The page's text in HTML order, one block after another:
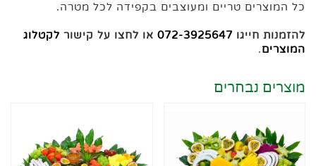
כל המוצרים טריים ומעוצבים בקפידה לכל מטרה.
להזמנות חייגו 072-3925647 או לחצו על קישור לקטלוג
המוצרים.
מוצרים נבחרים